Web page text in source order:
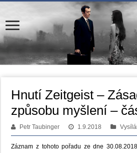
Hnutí Zeitgeist –
způsobu myšlení –
Petr Taubinger 1.9.2018
Záznam z tohoto pořadu ze dne